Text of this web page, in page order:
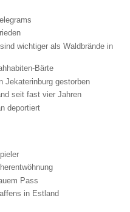
wichtiger als Waldbrände in
Bärte
Jekaterinburg gestorben
seit fast vier Jahren
deportiert
Pass
in Estland